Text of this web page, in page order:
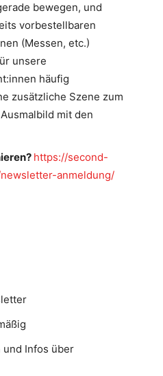
bewegen, und
vorbestellbaren
(Messen, etc.)
unsere
häufig
zusätzliche Szene zum
mit den
https://second-
anmeldung/
und Infos über